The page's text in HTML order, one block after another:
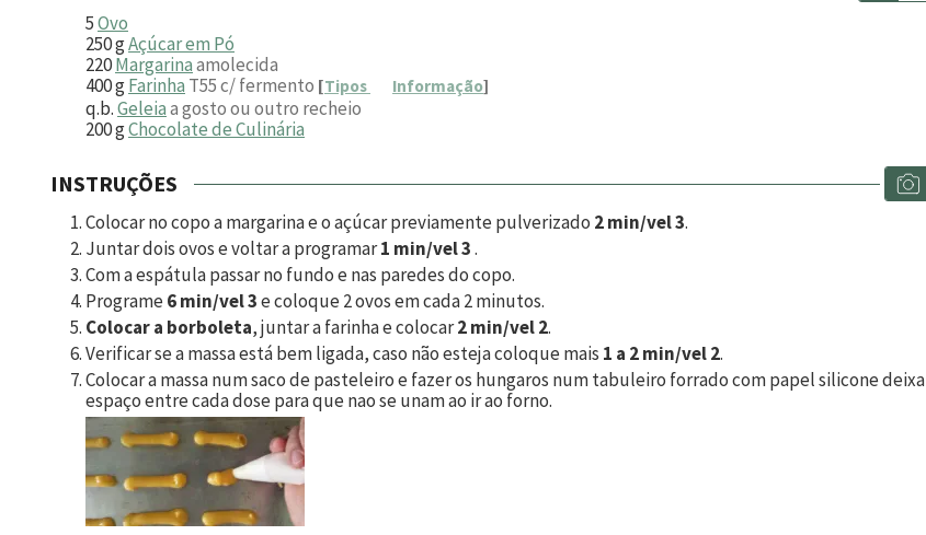
5Ovo
250gAçúcar em Pó
220Margarinaamolecida
400gFarinha T55 c/ fermento [Tipos Informação]
q.b.Geleiaa gosto ou outro recheio
200gChocolate de Culinária
INSTRUÇÕES
Colocar no copo a margarina e o açúcar previamente pulverizado 2 min/vel 3.
Juntar dois ovos e voltar a programar1 min/vel 3.
Com a espátula passar no fundo e nas paredes do copo.
Programe6 min/vel 3e coloque 2 ovos em cada 2 minutos.
Colocar a borboleta, juntar a farinha e colocar2 min/vel 2.
Verificar se a massa está bem ligada, caso não esteja coloque mais 1 a 2 min/vel 2.
Colocar a massa num saco de pasteleiro e fazer os hungaros num tabuleiro forrado com papel silicone deixa
espaço entre cada dose para que nao se unam ao ir ao forno.